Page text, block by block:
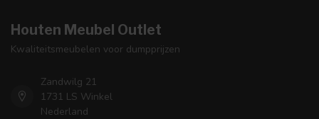
Houten Meubel Outlet
Kwaliteitsmeubelen voor dumpprijzen
Zandwilg 21
1731 LS Winkel
Nederland